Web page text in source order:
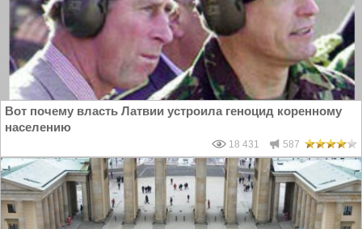
Вот почему власть Латвии устроила геноцид коренному
населению
18 431 587